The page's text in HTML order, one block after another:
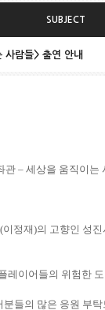
SUBJECT
사람들> 출연 안내
관– 세상을 움직이는
정재)의 고향인 성
레이어들의 위험한
분들의 많은 응원 부탁